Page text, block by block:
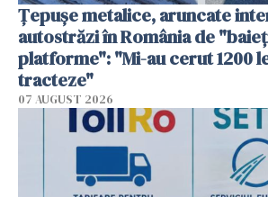
Țepușe metalice, aruncate
autostrăzi în România de
platforme": "Mi-au cerut 1200
tracteze"
07 AUGUST 2026